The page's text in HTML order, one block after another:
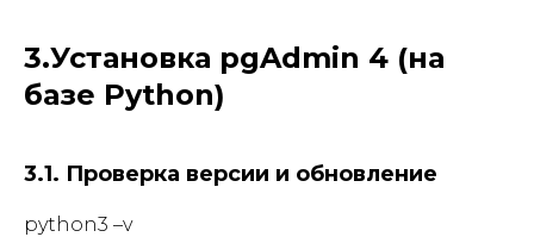
3.Установка pgAdmin 4 (на
базе Python)
3.1. Проверка версии и обновление
python3 –v